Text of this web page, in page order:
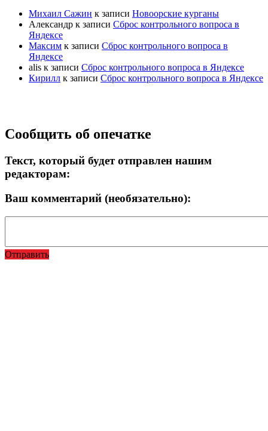
Михаил Сажин к записи Новоорские курганы
Александр к записи Сброс контрольного вопроса в
Яндексе
Максим к записи Сброс контрольного вопроса в
Яндексе
alis к записи Сброс контрольного вопроса в Яндексе
Кирилл к записи Сброс контрольного вопроса в Яндексе
Прокрутка
вверх
Сообщить об опечатке
Текст, который будет отправлен нашим
редакторам:
Ваш комментарий (необязательно):
Отправить